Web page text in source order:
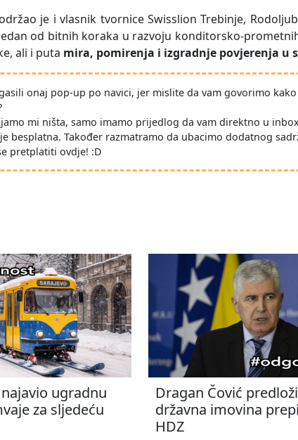
je i vlasnik tvornice Swisslion Trebinje,
od bitnih koraka u razvoju konditorsko-
ali i puta mira, pomirenja i izgradnje povjerenja u
onaj pop-up po navici, jer mislite da vam govorimo
mi ništa, samo imamo prijedlog da vam direktno u
besplatna. Također razmatramo da ubacimo dodatnog
pretplatiti ovdje! :D
ugradnu
za sljedeću
Dragan Čović
državna imovina
HDZ